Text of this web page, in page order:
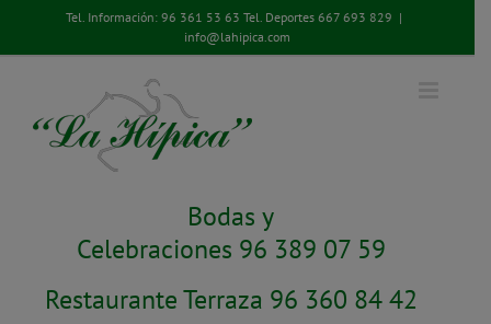
contenido
Tel. Información: 96 361 53 63 Tel. Deportes 667 693 829 |
info@lahipica.com
Bodas y
Celebraciones 96 389 07 59
Restaurante Terraza 96 360 84 42